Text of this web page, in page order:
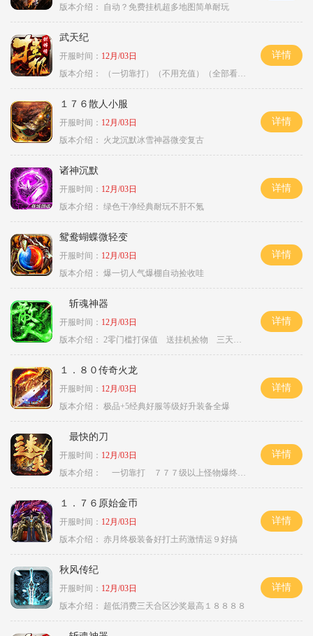
版本介绍：
自动？免费挂机超多地图简单耐玩
武天纪
开服时间： 12月/03日
版本介绍：
（一切靠打）（不用充值）（全部看脸）
详情
１７６散人小服
开服时间： 12月/03日
版本介绍：
火龙沉默冰雪神器微变复古
详情
诸神沉默
开服时间： 12月/03日
版本介绍： 绿色干净经典耐玩不肝不氪
详情
鸳鸯蝴蝶微轻变
开服时间： 12月/03日
版本介绍： 爆一切人气爆棚自动捡收哇
详情
斩魂神器
开服时间： 12月/03日
版本介绍： 2零门槛打保值 送挂机捡物 三天合区
详情
１．８０传奇火龙
开服时间： 12月/03日
版本介绍： 极品+5经典好服等级好升装备全爆
详情
最快的刀
开服时间： 12月/03日
版本介绍：
一切靠打 ７７７级以上怪物爆终极
详情
１．７６原始金币
开服时间： 12月/03日
版本介绍： 赤月终极装备好打土药激情运９好搞
详情
秋风传纪
开服时间： 12月/03日
版本介绍：
超低消费三天合区沙奖最高１８８８８
详情